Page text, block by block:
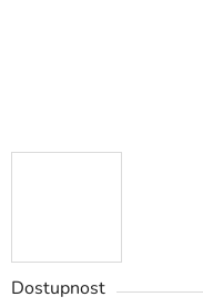
Dostupnost